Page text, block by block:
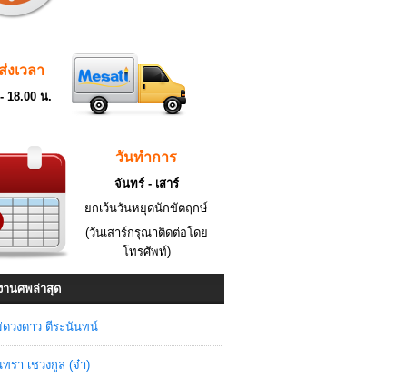
งเวลา
18.00 น.
วันทำการ
จันทร์ - เสาร์
ยกเว้นวันหยุดนักขัตฤกษ์
(วันเสาร์กรุณาติดต่อโดย
โทรศัพท์)
านศพล่าสุด
วงดาว ตีระนันทน์
รา เชวงกูล (จ๋า)